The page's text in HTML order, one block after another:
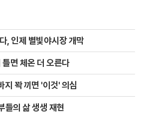
, 인제 별빛야시장 개막
면 체온 더 오른다
지 꽉 끼면 '이것' 의심
들의 삶 생생 재현